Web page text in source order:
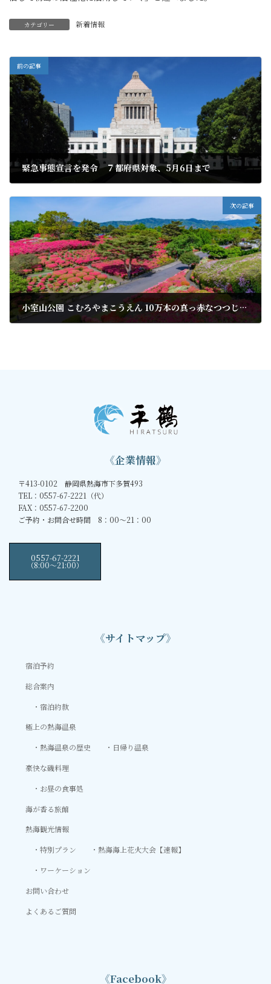
カテゴリー 新着情報
前の記事
緊急事態宣言を発令 ７都府県対象、5月6日まで
次の記事
小室山公園 こむろやまこうえん 10万本の真っ赤なつつじが咲き誇る景色は圧巻！花の名所として有名
《企業情報》
〒413-0102 静岡県熱海市下多賀493
TEL：0557-67-2221（代）
FAX：0557-67-2200
ご予約・お問合せ時間 8：00～21：00
0557-67-2221
（8:00〜21:00）
《サイトマップ》
宿泊予約
総合案内
宿泊約款
極上の熱海温泉
熱海温泉の歴史
日帰り温泉
豪快な磯料理
お昼の食事処
海が香る旅館
熱海観光情報
特別プラン
熱海海上花火大会【速報】
ワーケーション
お問い合わせ
よくあるご質問
《Facebook》